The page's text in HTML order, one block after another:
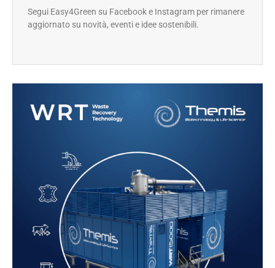
Segui Easy4Green su Facebook e Instagram per rimanere
aggiornato su novità, eventi e idee sostenibili.